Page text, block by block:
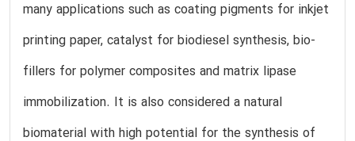
many applications such as coating pigments for inkjet
printing paper, catalyst for biodiesel synthesis, bio-
fillers for polymer composites and matrix lipase
immobilization. It is also considered a natural
biomaterial with high potential for the synthesis of